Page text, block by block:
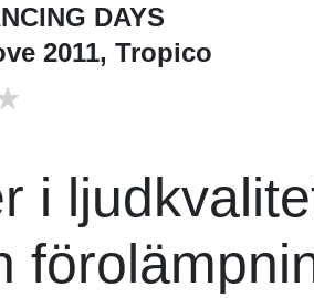
DAYS
2011, Tropico
i